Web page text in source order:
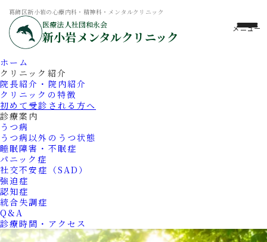
葛飾区新小岩の心療内科・精神科・メンタルクリニック
医療法人社団和永会
新小岩メンタルクリニック
ホーム
クリニック紹介
院長紹介・院内紹介
クリニックの特徴
初めて受診される方へ
診療案内
うつ病
うつ病以外のうつ状態
睡眠障害・不眠症
パニック症
社交不安症（SAD）
強迫症
認知症
統合失調症
Q&A
診療時間・アクセス